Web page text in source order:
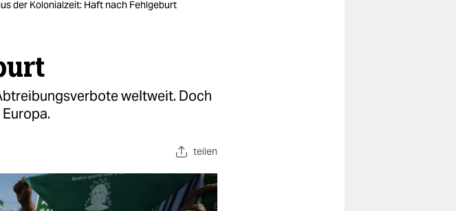
der Kolonialzeit: Haft nach Fehlgeburt
weltweit. Doch
teilen